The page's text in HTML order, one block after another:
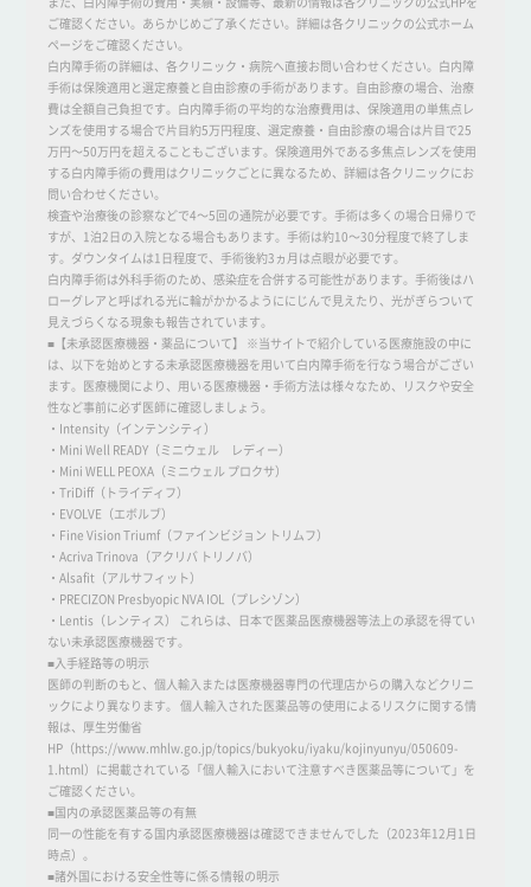
ご確認ください。あらかじめご了承ください。詳細は各クリニックの公式ホーム
ページをご確認ください。
白内障手術の詳細は、各クリニック・病院へ直接お問い合わせください。白内障
手術は保険適用と選定療養と自由診療の手術があります。自由診療の場合、治療
費は全額自己負担です。白内障手術の平均的な治療費用は、保険適用の単焦点レ
ンズを使用する場合で片目約5万円程度、選定療養・自由診療の場合は片目で25
万円～50万円を超えることもございます。保険適用外である多焦点レンズを使用
する白内障手術の費用はクリニックごとに異なるため、詳細は各クリニックにお
問い合わせください。
検査や治療後の診察などで4～5回の通院が必要です。手術は多くの場合日帰りで
すが、1泊2日の入院となる場合もあります。手術は約10～30分程度で終了しま
す。ダウンタイムは1日程度で、手術後約3ヵ月は点眼が必要です。
白内障手術は外科手術のため、感染症を合併する可能性があります。手術後はハ
ローグレアと呼ばれる光に輪がかかるようににじんで見えたり、光がぎらついて
見えづらくなる現象も報告されています。
■【未承認医療機器・薬品について】 ※当サイトで紹介している医療施設の中に
は、以下を始めとする未承認医療機器を用いて白内障手術を行なう場合がござい
ます。医療機関により、用いる医療機器・手術方法は様々なため、リスクや安全
性など事前に必ず医師に確認しましょう。
・Intensity（インテンシティ）
・Mini Well READY（ミニウェル レディー）
・Mini WELL PEOXA（ミニウェル プロクサ）
・TriDiff（トライディフ）
・EVOLVE（エボルブ）
・Fine Vision Triumf（ファインビジョン トリムフ）
・Acriva Trinova（アクリバ トリノバ）
・Alsafit（アルサフィット）
・PRECIZON Presbyopic NVA IOL（プレシゾン）
・Lentis（レンティス） これらは、日本で医薬品医療機器等法上の承認を得てい
ない未承認医療機器です。
■入手経路等の明示
医師の判断のもと、個人輸入または医療機器専門の代理店からの購入などクリニ
ックにより異なります。 個人輸入された医薬品等の使用によるリスクに関する情
報は、厚生労働省
HP（https://www.mhlw.go.jp/topics/bukyoku/iyaku/kojinyunyu/050609-
1.html）に掲載されている「個人輸入において注意すべき医薬品等について」を
ご確認ください。
■国内の承認医薬品等の有無
同一の性能を有する国内承認医療機器は確認できませんでした（2023年12月1日
時点）。
■諸外国における安全性等に係る情報の明示